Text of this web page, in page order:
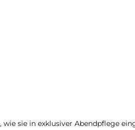
sie in exklusiver Abendpflege